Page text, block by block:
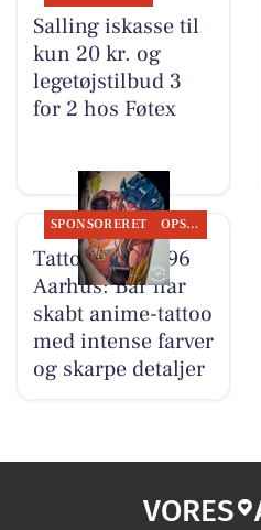
Salling iskasse til
kun 20 kr. og
legetøjstilbud 3
for 2 hos Føtex
SPONSORERET OPSLAGSTAVLEN
Tattoo Studio 96
Aarhus: Bar har
skabt anime-tattoo
med intense farver
og skarpe detaljer
VORES